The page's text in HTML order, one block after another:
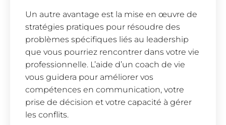
Un autre avantage est la mise en œuvre de
stratégies pratiques pour résoudre des
problèmes spécifiques liés au leadership
que vous pourriez rencontrer dans votre vie
professionnelle. L’aide d’un coach de vie
vous guidera pour améliorer vos
compétences en communication, votre
prise de décision et votre capacité à gérer
les conflits.